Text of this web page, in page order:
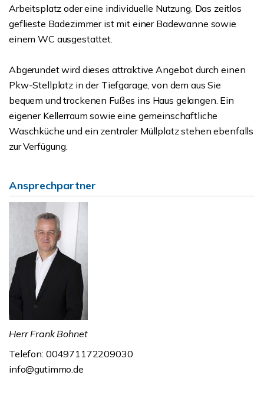
Arbeitsplatz oder eine individuelle Nutzung. Das zeitlos
geflieste Badezimmer ist mit einer Badewanne sowie
einem WC ausgestattet.
Abgerundet wird dieses attraktive Angebot durch einen
Pkw-Stellplatz in der Tiefgarage, von dem aus Sie
bequem und trockenen Fußes ins Haus gelangen. Ein
eigener Kellerraum sowie eine gemeinschaftliche
Waschküche und ein zentraler Müllplatz stehen ebenfalls
zur Verfügung.
Ansprechpartner
Herr Frank Bohnet
Telefon: 004971172209030
info@gutimmo.de